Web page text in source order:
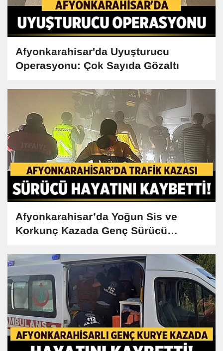
Afyonkarahisar'da Uyuşturucu
Operasyonu: Çok Sayıda Gözaltı
Afyonkarahisar’da Yoğun Sis ve
Korkunç Kazada Genç Sürücü
Hayatını Kaybetti